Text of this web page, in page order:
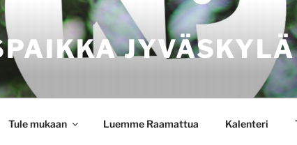
JYVÄSKYLÄ
Tule mukaan Luemme Raamattua Kalenteri